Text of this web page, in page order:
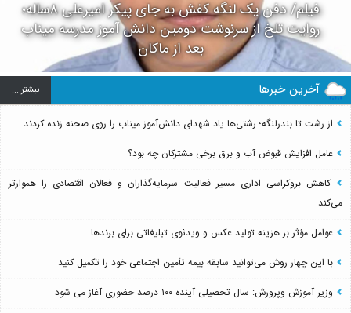
فیلم/ دفن یک لنگه کفش به جای پیکر امیرعلی ۸ساله؛
روایت تلخ از سرنوشت دومین دانش آموز مدرسه میناب
بعد از ماکان
آخرین خبرها بيشتر ...
از رشت تا بندرلنگه؛ رشتی‌ها یاد شهدای دانش‌آموز میناب را روی صحنه زنده کردند
عامل افزایش قبوض آب و برق برخی مشترکان چه بود؟
کاهش بروکراسی اداری مسیر فعالیت سرمایه‌گذاران و فعالان اقتصادی را هموارتر
می‌کند
عوامل مؤثر بر هزینه تولید عکس و ویدئوی تبلیغاتی برای برندها
با این چهار روش می‌توانید سابقه بیمه تأمین اجتماعی خود را تکمیل کنید
وزیر آموزش وپرورش: سال تحصیلی آینده ۱۰۰ درصد حضوری آغاز می شود